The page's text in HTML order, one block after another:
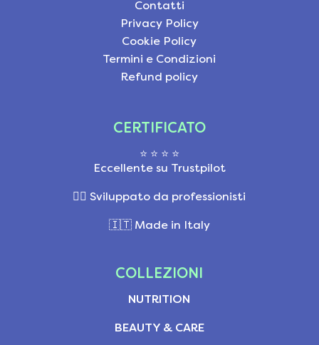
Contatti
Privacy Policy
Cookie Policy
Termini e Condizioni
Refund policy
CERTIFICATO
⭐ ⭐ ⭐ ⭐
Eccellente su Trustpilot
👩‍⚕️ Sviluppato da professionisti
🇮🇹 Made in Italy
COLLEZIONI
NUTRITION
BEAUTY & CARE